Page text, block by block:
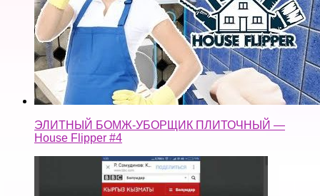
ЭЛИТНЫЙ БОМЖ-УБОРЩИК ПЛИТОЧНЫЙ —
House Flipper #4